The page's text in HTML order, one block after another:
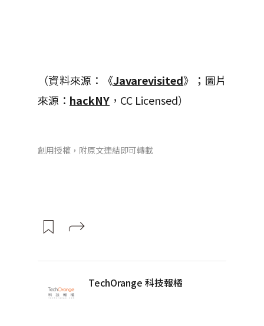
（資料來源：《Javarevisited》；圖片
來源： hackNY ，CC Licensed）
創用授權，附原文連結即可轉載
TechOrange 科技報橘